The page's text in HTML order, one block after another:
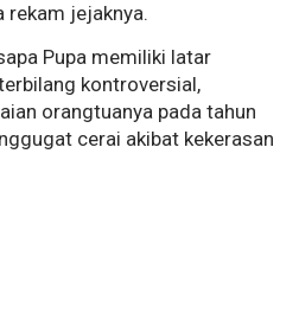
rekam jejaknya.
Pupa memiliki latar
kontroversial,
orangtuanya pada tahun
cerai akibat kekerasan